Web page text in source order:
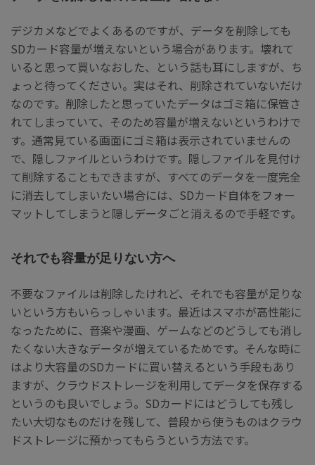
デジカメなどでよくあるのですが、データを削除しても
SDカード容量が増えないという場合があります。壊れて
いると思って買いなおした、という話も耳にしますが、ち
ょっと待ってください。実はそれ、削除されていないだけ
なのです。削除したと思っていたデータはゴミ箱に保管さ
れてしまっていて、そのため容量が増えないというわけで
す。通常見ている画面にゴミ箱は表示されていませんの
で、隠しファイルというわけです。隠しファイルを見付け
て削除することもできますが、すべてのデータを一度完全
に消去してしまいたい場合には、SDカード自体をフォー
マットしてしまうと隠しデータごと消えるので手軽です。
それでも容量が足りない方へ
不要なファイルは削除したけれど、それでも容量が足りな
いという方もいらっしゃいます。最近はスマホが高性能に
なったために、音楽や漫画、ゲームなどのどうしても消し
たくない大きなデータが増えているためです。そんな時に
はより大容量のSDカードに買い替えるという手段もあり
ますが、クラウドストレージを利用してデータを保存する
というのも良いでしょう。SDカードにはどうしても残し
たい大切なものだけを残して、普段から使うものはクラウ
ドストレージに預かってもらうという方法です。